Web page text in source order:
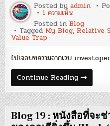
Posted byadmin
1 ความเห็นบน
Blog
20
:
Investing
+
Relative
Strength
=
ผล
ตอบแทน
ที่
สูง
ขึ้น
Posted inBlog
Tagged My Blog, Relative
Value Trap
ไปเจอบทความจากเวบ
Continue ReadingBlog
20
:
Value
Investing
+
Relative
Blog 19 : หนังสือที่จะ